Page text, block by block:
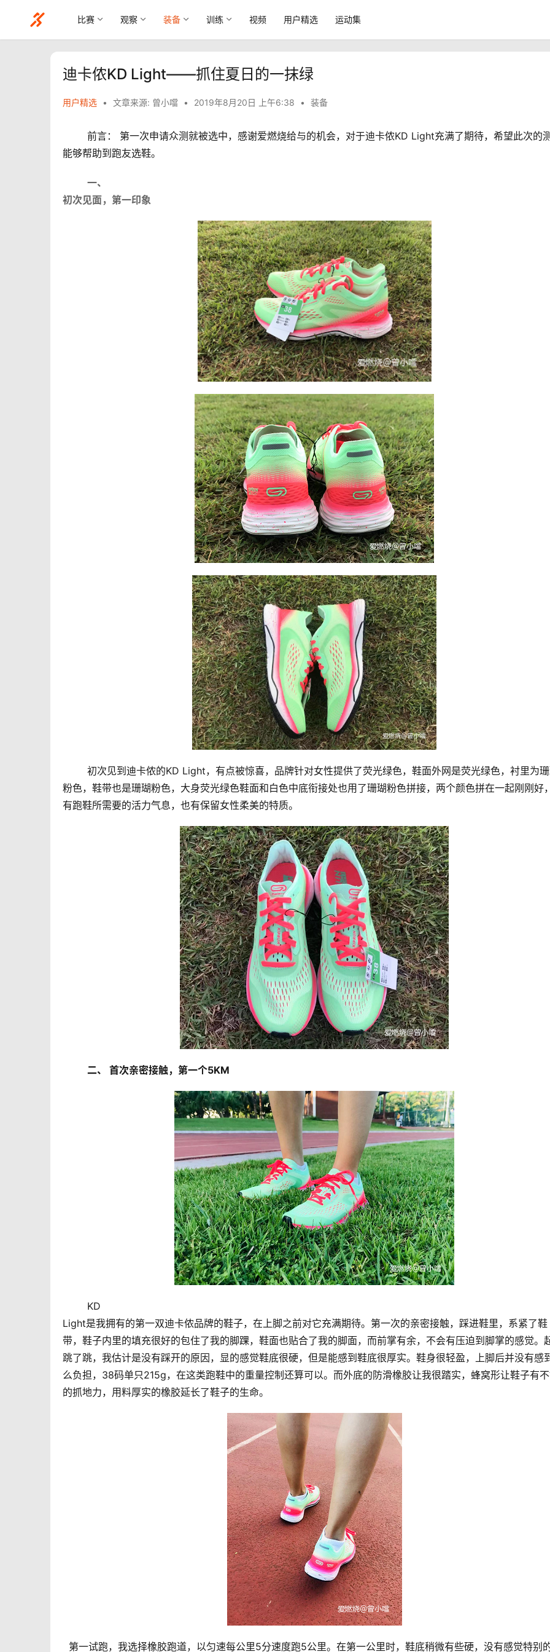
比赛 观察 装备 训练 视频 用户精选 运动集
迪卡侬KD Light——抓住夏日的一抹绿
用户精选 • 文章来源: 曾小噹 • 2019年8月20日 上午6:38 • 装备
前言： 第一次申请众测就被选中，感谢爱燃烧给与的机会，对于迪卡侬KD Light充满了期待，希望此次的
能够帮助到跑友选鞋。
一、
初次见面，第一印象
初次见到迪卡侬的KD Light，有点被惊喜，品牌针对女性提供了荧光绿色，鞋面外网是荧光绿色，衬里为珊
粉色，鞋带也是珊瑚粉色，大身荧光绿色鞋面和白色中底衔接处也用了珊瑚粉色拼接，两个颜色拼在一起刚刚好
有跑鞋所需要的活力气息，也有保留女性柔美的特质。
二、 首次亲密接触，第一个5KM
KD
Light是我拥有的第一双迪卡侬品牌的鞋子，在上脚之前对它充满期待。第一次的亲密接触，踩进鞋里，系紧了鞋
带，鞋子内里的填充很好的包住了我的脚踝，鞋面也贴合了我的脚面，而前掌有余，不会有压迫到脚掌的感觉。
跳了跳，我估计是没有踩开的原因，显的感觉鞋底很硬，但是能感到鞋底很厚实。鞋身很轻盈，上脚后并没有感
么负担，38码单只215g，在这类跑鞋中的重量控制还算可以。而外底的防滑橡胶让我很踏实，蜂窝形让鞋子有
的抓地力，用料厚实的橡胶延长了鞋子的生命。